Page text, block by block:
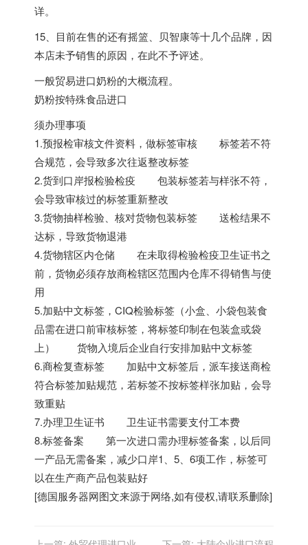
详。
15、目前在售的还有摇篮、贝智康等十几个品牌，因
本店未予销售的原因，在此不予评述。
一般贸易进口奶粉的大概流程。
奶粉按特殊食品进口
须办理事项
1.预报检审核文件资料，做标签审核 标签若不符
合规范，会导致多次往返整改标签
2.货到口岸报检验检疫 包装标签若与样张不符，
会导致审核过的标签重新整改
3.货物抽样检验、核对货物包装标签 送检结果不
达标，导致货物退港
4.货物辖区内仓储 在未取得检验检疫卫生证书之
前，货物必须存放商检辖区范围内仓库不得销售与使
用
5.加贴中文标签，CIQ检验标签（小盒、小袋包装食
品需在进口前审核标签，将标签印制在包装盒或袋
上） 货物入境后企业自行安排加贴中文标签
6.商检复查标签 加贴中文标签后，派车接送商检
符合标签加贴规范，若标签不按标签样张加贴，会导
致重贴
7.办理卫生证书 卫生证书需要支付工本费
8.标签备案 第一次进口需办理标签备案，以后同
一产品无需备案，减少口岸1、5、6项工作，标签可
以在生产商产品包装贴好
[德国服务器网图文来源于网络,如有侵权,请联系删除]